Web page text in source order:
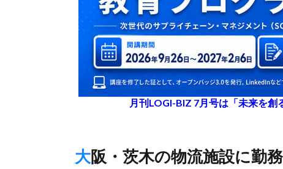
月刊LOGI-BIZ 7月号は「未来を
大阪・茨木の物流施設に勤